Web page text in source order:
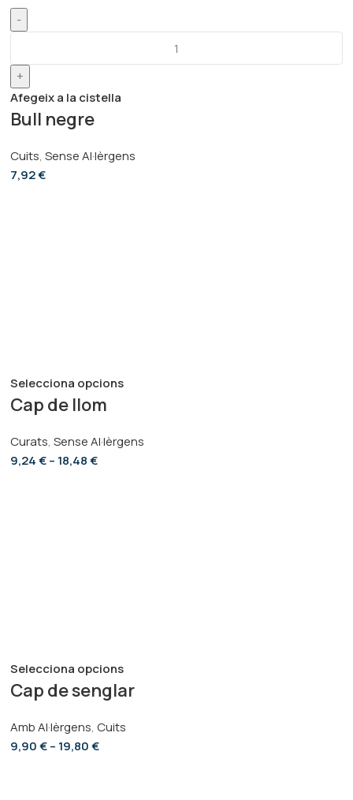
-
+
Afegeix a la cistella
Bull negre
Cuits, Sense Al·lèrgens
7,92€
Selecciona opcions
Cap de llom
Curats, Sense Al·lèrgens
9,24€– 18,48€
Selecciona opcions
Cap de senglar
Amb Al·lèrgens, Cuits
9,90€– 19,80€